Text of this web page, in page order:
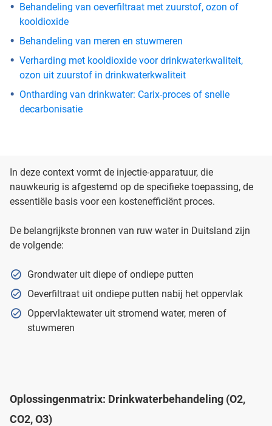
Behandeling van oeverfiltraat met zuurstof, ozon of
kooldioxide
Behandeling van meren en stuwmeren
Verharding met kooldioxide voor drinkwaterkwaliteit,
ozon uit zuurstof in drinkwaterkwaliteit
Ontharding van drinkwater: Carix-proces of snelle
decarbonisatie
In deze context vormt de injectie-apparatuur, die
nauwkeurig is afgestemd op de specifieke toepassing, de
essentiële basis voor een kostenefficiënt proces.
De belangrijkste bronnen van ruw water in Duitsland zijn
de volgende:
Grondwater uit diepe of ondiepe putten
Oeverfiltraat uit ondiepe putten nabij het oppervlak
Oppervlaktewater uit stromend water, meren of
stuwmeren
Oplossingenmatrix: Drinkwaterbehandeling (O2,
CO2, O3)